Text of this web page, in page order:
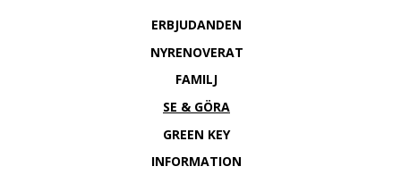
ERBJUDANDEN
NYRENOVERAT
FAMILJ
SE & GÖRA
GREEN KEY
INFORMATION